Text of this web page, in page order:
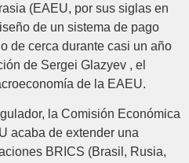
(EAEU, por sus siglas en
de un sistema de pago
de cerca durante casi un año
de Sergei Glazyev , el
de la EAEU.
la Comisión Económica
acaba de extender una
BRICS (Brasil, Rusia,